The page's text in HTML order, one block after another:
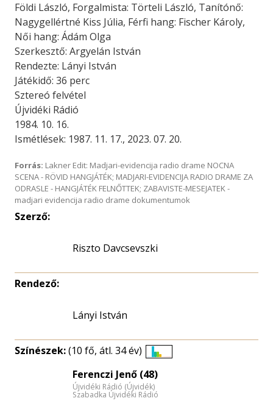
Földi László, Forgalmista: Törteli László, Tanítónő:
Nagygellértné Kiss Júlia, Férfi hang: Fischer Károly,
Női hang: Ádám Olga
Szerkesztő: Argyelán István
Rendezte: Lányi István
Játékidő: 36 perc
Sztereó felvétel
Újvidéki Rádió
1984. 10. 16.
Ismétlések: 1987. 11. 17., 2023. 07. 20.
Forrás: Lakner Edit: Madjari-evidencija radio drame NOCNA
SCENA - RÖVID HANGJÁTÉK; MADJARI-EVIDENCIJA RADIO DRAME ZA
ODRASLE - HANGJÁTÉK FELNŐTTEK; ZABAVISTE-MESEJATEK -
madjari evidencija radio drame dokumentumok
Szerző:
Riszto Davcsevszki
Rendező:
Lányi István
Színészek:(10 fő, átl. 34 év)
Ferenczi Jenő (48)
Újvidéki Rádió (Újvidék)
Szabadka Újvidéki Rádió